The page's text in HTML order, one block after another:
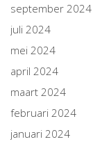
september 2024
juli 2024
mei 2024
april 2024
maart 2024
februari 2024
januari 2024